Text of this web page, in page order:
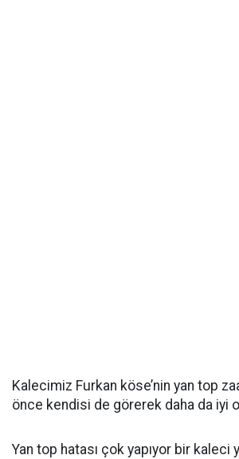
Kalecimiz Furkan köse’nin yan top
önce kendisi de görerek daha da iyi
Yan top hatası çok yapıyor bir kaleci